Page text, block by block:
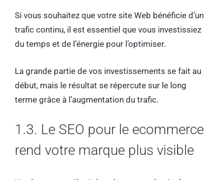
Si vous souhaitez que votre site Web bénéficie d’un
trafic continu, il est essentiel que vous investissiez
du temps et de l’énergie pour l’optimiser.
La grande partie de vos investissements se fait au
début, mais le résultat se répercute sur le long
terme grâce à l’augmentation du trafic.
1.3. Le SEO pour le ecommerce
rend votre marque plus visible